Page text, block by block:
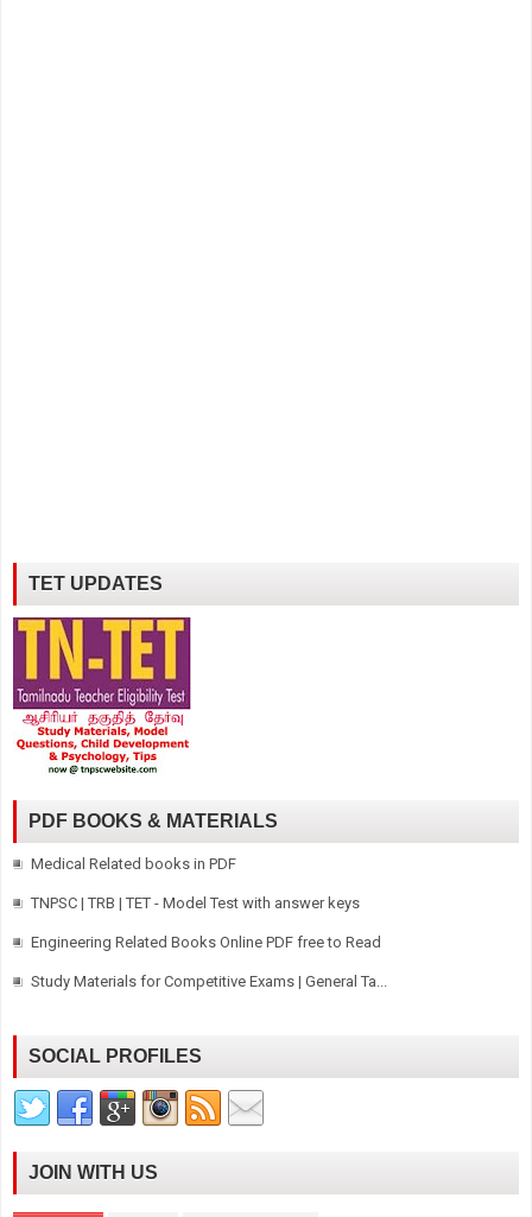
TET UPDATES
PDF BOOKS & MATERIALS
Medical Related books in PDF
TNPSC | TRB | TET - Model Test with answer keys
Engineering Related Books Online PDF free to Read
Study Materials for Competitive Exams | General Ta...
SOCIAL PROFILES
JOIN WITH US